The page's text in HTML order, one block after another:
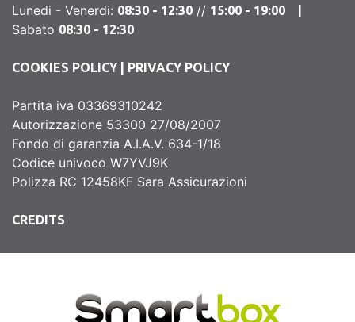
Lunedi - Venerdi: 08:30 - 12:30 // 15:00 - 19:00 |
Sabato 08:30 - 12:30
COOKIES POLICY| PRIVACY POLICY
Partita iva 03369310242
Autorizzazione 53300 27/08/2007
Fondo di garanzia A.I.A.V. 634-1/18
Codice univoco W7YVJ9K
Polizza RC 12458KF Sara Assicurazioni
CREDITS